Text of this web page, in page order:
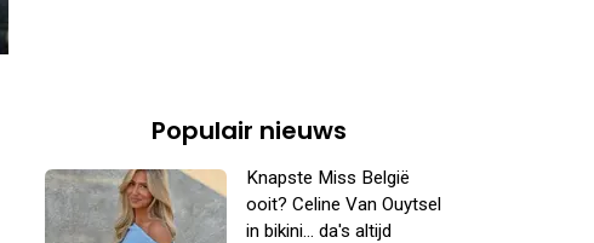
Populair nieuws
Knapste Miss België
ooit? Celine Van Ouytsel
in bikini... da's altijd